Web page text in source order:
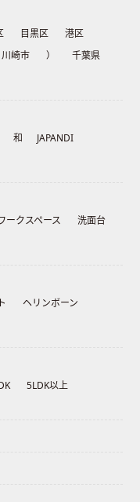
目黒区
港区
川崎市 ）
千葉県
和
JAPANDI
ークスペース
洗面台
ヘリンボーン
5LDK以上